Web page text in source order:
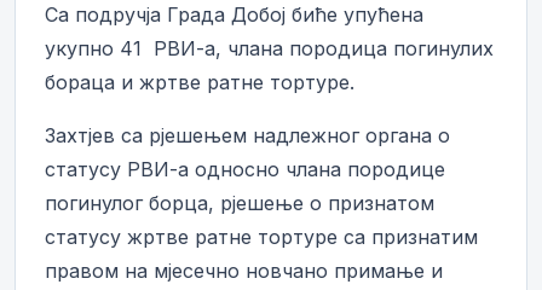
Са подручја Града Добој биће упућена
укупно 41 РВИ-а, члана породица погинулих
бораца и жртве ратне тортуре.
Захтјев са рјешењем надлежног органа о
статусу РВИ-а односно члана породице
погинулог борца, рјешење о признатом
статусу жртве ратне тортуре са признатим
правом на мјесечно новчано примање и